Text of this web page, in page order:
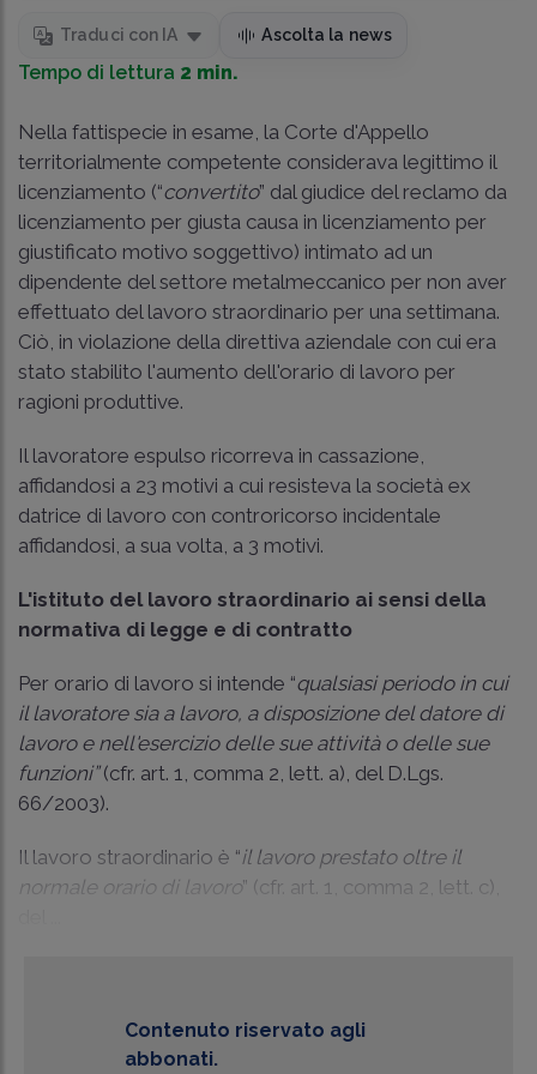
Traduci con IA Ascolta la news
Tempo di lettura 2 min.
Nella fattispecie in esame, la Corte d'Appello
territorialmente competente considerava legittimo il
licenziamento (“convertito” dal giudice del reclamo da
licenziamento per giusta causa in licenziamento per
giustificato motivo soggettivo) intimato ad un
dipendente del settore metalmeccanico per non aver
effettuato del lavoro straordinario per una settimana.
Ciò, in violazione della direttiva aziendale con cui era
stato stabilito l'aumento dell'orario di lavoro per
ragioni produttive.
Il lavoratore espulso ricorreva in cassazione,
affidandosi a 23 motivi a cui resisteva la società ex
datrice di lavoro con controricorso incidentale
affidandosi, a sua volta, a 3 motivi.
L'istituto del lavoro straordinario ai sensi della
normativa di legge e di contratto
Per orario di lavoro si intende “qualsiasi periodo in cui
il lavoratore sia a lavoro, a disposizione del datore di
lavoro e nell'esercizio delle sue attività o delle sue
funzioni”(cfr. art. 1, comma 2, lett. a), del D.Lgs.
66/2003).
Il lavoro straordinario è “il lavoro prestato oltre il
normale orario di lavoro” (cfr. art. 1, comma 2, lett. c),
Contenuto riservato agli
abbonati.